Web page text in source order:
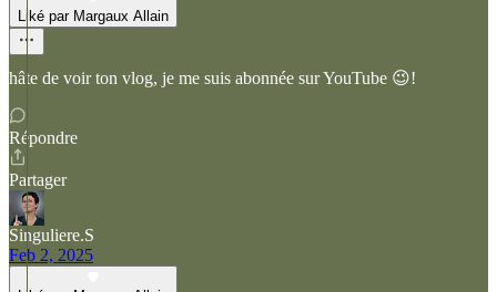
Liké par Margaux Allain
hâte de voir ton vlog, je me suis abonnée sur YouTube 😉!
Répondre
Partager
Singuliere.S
Feb 2, 2025